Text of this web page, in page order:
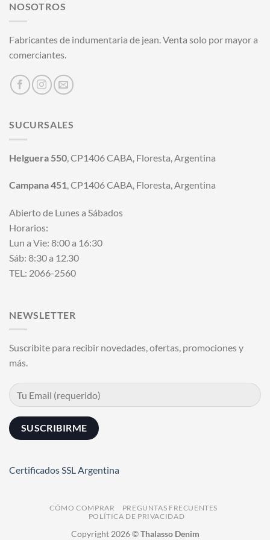
NOSOTROS
Fabricantes de indumentaria de jean. Venta solo por mayor a
comerciantes.
SUCURSALES
Helguera 550 , CP1406 CABA, Floresta, Argentina
Campana 451, CP1406 CABA, Floresta, Argentina
Abierto de Lunes a Sábados
Horarios:
Lun a Vie: 8:00 a 16:30
Sáb: 8:30 a 12.30
TEL: 2066-2560
NEWSLETTER
Suscribite para recibir novedades, ofertas, promociones y
más.
Certificados SSL Argentina
CÓMO COMPRAR
PREGUNTAS FRECUENTES
POLÍTICA DE PRIVACIDAD
Copyright 2026 ©Thalasso Denim